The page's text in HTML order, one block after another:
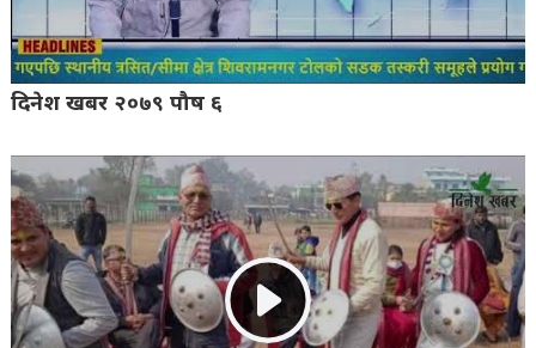
दिनेश खबर २०७९ पौष ६